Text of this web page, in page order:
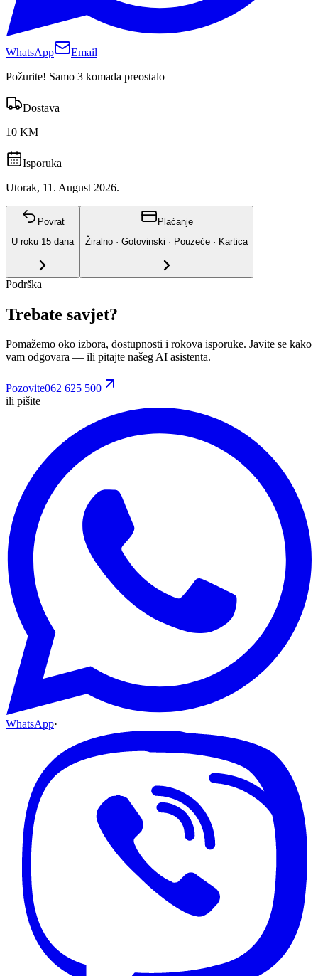
WhatsApp
Email
Požurite! Samo 3 komada preostalo
Dostava
10 KM
Isporuka
Utorak, 11. August 2026.
Povrat
U roku 15 dana
Plaćanje
Žiralno · Gotovinski · Pouzeće · Kartica
Podrška
Trebate savjet?
Pomažemo oko izbora, dostupnosti i rokova isporuke. Javite se kako
vam odgovara — ili pitajte našeg AI asistenta.
Pozovite062 625 500
ili pišite
WhatsApp·